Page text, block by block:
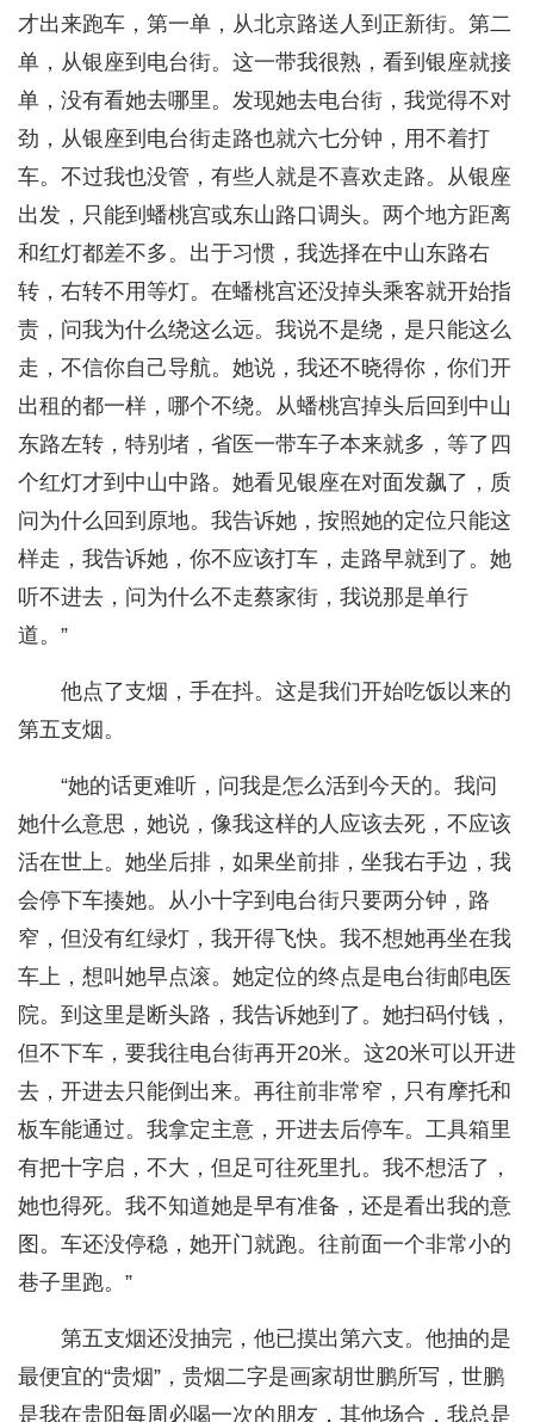
才出来跑车，第一单，从北京路送人到正新街。第二
单，从银座到电台街。这一带我很熟，看到银座就接
单，没有看她去哪里。发现她去电台街，我觉得不对
劲，从银座到电台街走路也就六七分钟，用不着打
车。不过我也没管，有些人就是不喜欢走路。从银座
出发，只能到蟠桃宫或东山路口调头。两个地方距离
和红灯都差不多。出于习惯，我选择在中山东路右
转，右转不用等灯。在蟠桃宫还没掉头乘客就开始指
责，问我为什么绕这么远。我说不是绕，是只能这么
走，不信你自己导航。她说，我还不晓得你，你们开
出租的都一样，哪个不绕。从蟠桃宫掉头后回到中山
东路左转，特别堵，省医一带车子本来就多，等了四
个红灯才到中山中路。她看见银座在对面发飙了，质
问为什么回到原地。我告诉她，按照她的定位只能这
样走，我告诉她，你不应该打车，走路早就到了。她
听不进去，问为什么不走蔡家街，我说那是单行
道。”
他点了支烟，手在抖。这是我们开始吃饭以来的
第五支烟。
“她的话更难听，问我是怎么活到今天的。我问
她什么意思，她说，像我这样的人应该去死，不应该
活在世上。她坐后排，如果坐前排，坐我右手边，我
会停下车揍她。从小十字到电台街只要两分钟，路
窄，但没有红绿灯，我开得飞快。我不想她再坐在我
车上，想叫她早点滚。她定位的终点是电台街邮电医
院。到这里是断头路，我告诉她到了。她扫码付钱，
但不下车，要我往电台街再开20米。这20米可以开进
去，开进去只能倒出来。再往前非常窄，只有摩托和
板车能通过。我拿定主意，开进去后停车。工具箱里
有把十字启，不大，但足可往死里扎。我不想活了，
她也得死。我不知道她是早有准备，还是看出我的意
图。车还没停稳，她开门就跑。往前面一个非常小的
巷子里跑。”
第五支烟还没抽完，他已摸出第六支。他抽的是
最便宜的“贵烟”，贵烟二字是画家胡世鹏所写，世鹏
是我在贵阳每周必喝一次的朋友，其他场合，我总是